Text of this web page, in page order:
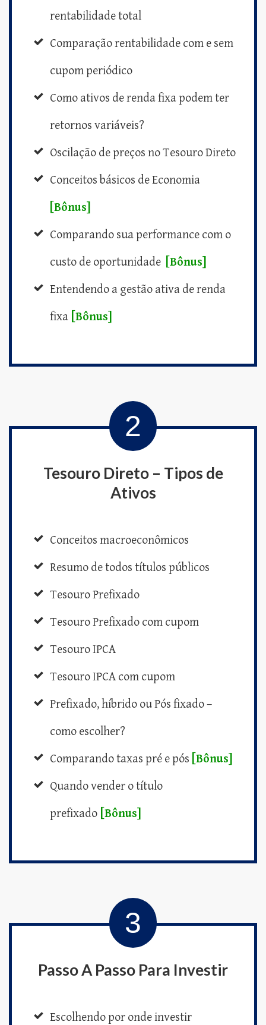
rentabilidade total
Comparação rentabilidade com e sem
cupom periódico
Como ativos de renda fixa podem ter
retornos variáveis?
Oscilação de preços no Tesouro Direto
Conceitos básicos de Economia
[Bônus]
Comparando sua performance com o
custo de oportunidade
[Bônus]
Entendendo a gestão ativa de renda
fixa [Bônus]
2
Tesouro Direto – Tipos de
Ativos
Conceitos macroeconômicos
Resumo de todos títulos públicos
Tesouro Prefixado
Tesouro Prefixado com cupom
Tesouro IPCA
Tesouro IPCA com cupom
Prefixado, híbrido ou Pós fixado –
como escolher?
Comparando taxas pré e pós [Bônus]
Quando vender o título
prefixado [Bônus]
3
Passo A Passo Para Investir
Escolhendo por onde investir